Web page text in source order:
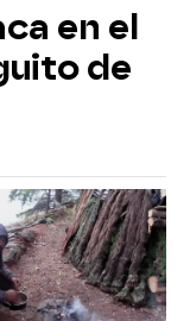
en el
de